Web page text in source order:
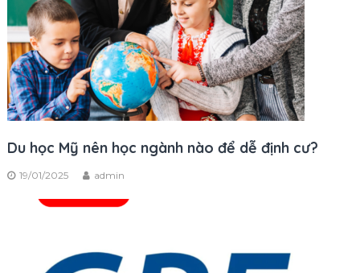
Du học Mỹ nên học ngành nào để dễ định cư?
19/01/2025 admin